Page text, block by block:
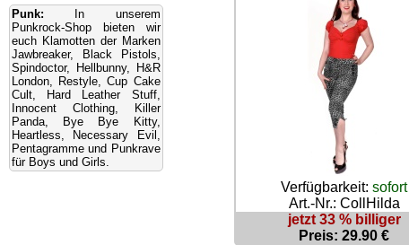
Punk: In unserem
Punkrock-Shop bieten wir
euch Klamotten der Marken
Jawbreaker, Black Pistols,
Spindoctor, Hellbunny, H&R
London, Restyle, Cup Cake
Cult, Hard Leather Stuff,
Innocent Clothing, Killer
Panda, Bye Bye Kitty,
Heartless, Necessary Evil,
Pentagramme und Punkrave
für Boys und Girls.
Verfügbarkeit:sofort
Art.-Nr.: CollHilda
jetzt 33 % billiger
Preis: 29.90 €